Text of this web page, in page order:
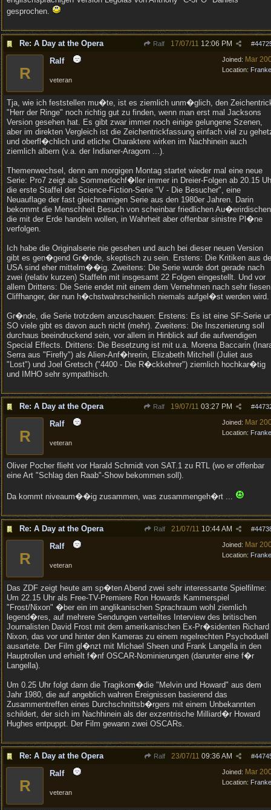
gesprochen.
Re: A Day at the Opera Ralf #
17/07/11 12:06 PM
Joined: Mar
Location:
R
Ralf
veteran
Tja, wie ich feststellen mu�te, ist es ziemlich unm�glich, den
"Herr der Ringe" noch richtig gut zu finden, wenn man erst mal Jacksons
Version gesehen hat. Es gibt zwar immer noch einige gelungene Szenen,
aber im direkten Vergleich ist die Zeichentrickfassung einfach viel zu
und oberfl�chlich und etliche Charaktere wirken im Nachhinein auch
ziemlich albern (v.a. der Indianer-Aragorn ...).
Themenwechsel, denn am morgigen Montag startet wieder mal eine neue
Serie: Pro7 zeigt als Sommerlochf�ller immer in Dreier-Folgen ab 20.15
die erste Staffel der Science-Fiction-Serie "V - Die Besucher", eine
Neuauflage der fast gleichnamigen Serie aus den 1980er Jahren. Darin
bekommt die Menschheit Besuch von scheinbar friedlichen
die mit der Erde handeln wollen, in Wahrheit aber offenbar sinistre Pl�ne
verfolgen.
Ich habe die Originalserie nie gesehen und auch bei dieser neuen Version
gibt es gen�gend Gr�nde, skeptisch zu sein. Erstens: Die Kritiken aus
USA sind eher mittelm��ig. Zweitens: Die Serie wurde dort gerade nach
zwei (relativ kurzen) Staffeln mit insgesamt 22 Folgen eingestellt. Und vor
allem Drittens: Die Serie endet mit einem dem Vernehmen nach sehr fiesen
Cliffhanger, der nun h�chstwahrscheinlich niemals aufgel�st werden wird.
Gr�nde, die Serie trotzdem anzuschauen: Erstens: Es ist eine SF-Serie
SO viele gibt es davon auch nicht (mehr). Zweitens: Die Inszenierung soll
durchaus beeindruckend sein, vor allem in Hinblick auf die aufwendigen
Special Effects. Drittens: Die Besetzung ist mit u.a. Morena Baccarin
Serra aus "Firefly") als Alien-Anf�hrerin, Elizabeth Mitchell (Juliet aus
"Lost") und Joel Gretsch ("4400 - Die R�ckkehrer") ziemlich hochkar�tig
und IMHO sehr sympathisch.
Re: A Day at the Opera Ralf #
19/07/11 03:27 PM
Joined: Mar
Location:
R
Ralf
veteran
Oliver Pocher flieht vor Harald Schmidt von SAT.1 zu RTL (wo er offenbar
eine Art "Schlag den Raab"-Show bekommen soll).
Da kommt niveaum��ig zusammen, was zusammengeh�rt ...
Re: A Day at the Opera Ralf #
21/07/11 10:44 AM
Joined: Mar
Location:
R
Ralf
veteran
Das ZDF zeigt heute am sp�ten Abend zwei sehr interessante Spielfilme:
Um 22.15 Uhr als Free-TV-Premiere Ron Howards Kammerspiel
"Frost/Nixon" �ber ein im anglikanischen Sprachraum wohl ziemlich
legend�res, auf mehrere Sendungen verteiltes Interview des britischen
Journalisten David Frost mit dem amerikanischen Ex-Pr�sidenten Richard
Nixon, das vor und hinter den Kameras zu einem regelrechten Psychoduell
ausartete. Der Film gl�nzt mit Michael Sheen und Frank Langella in den
Hauptrollen und erhielt f�nf OSCAR-Nominierungen (darunter eine f�r
Langella).
Um 0.25 Uhr folgt dann die Tragikom�die "Melvin und Howard" aus dem
Jahr 1980, die auf angeblich wahren Ereignissen basierend das
Zusammentreffen eines Durchschnittsb�rgers mit einem Unbekannten
schildert, der sich im Nachhinein als der exzentrische Milliard�r Howard
Hughes entpuppt. Der Film gewann zwei OSCARs.
Re: A Day at the Opera Ralf #
23/07/11 09:36 AM
Joined: Mar
Location:
R
Ralf
veteran